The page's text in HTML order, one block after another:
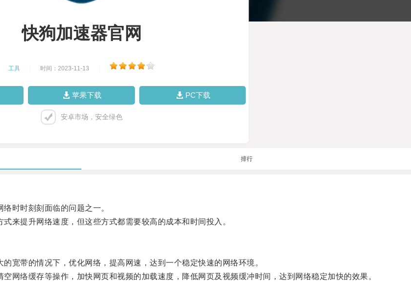
快狗加速器官网
工具 时间：2023-11-13
苹果下载 PC下载
安卓市场，安全绿色
排行
时时刻刻面临的问题之一。
提升网络速度，但这些方式都需要较高的成本和时间投入。
带的情况下，优化网络，提高网速，达到一个稳定快速的网络环境。
络缓存等操作，加快网页和视频的加载速度，降低网页及视频缓冲时间，达到网络稳定加快的效果。